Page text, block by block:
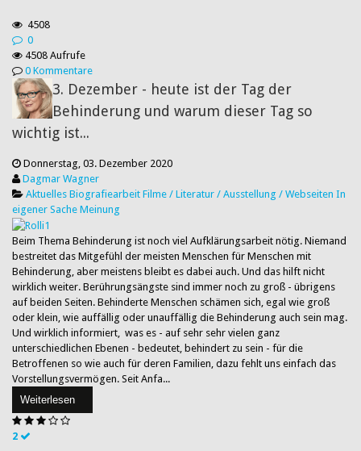
4508
0
4508 Aufrufe
0 Kommentare
3. Dezember - heute ist der Tag der
Behinderung und warum dieser Tag so
wichtig ist...
Donnerstag, 03. Dezember 2020
Dagmar Wagner
Aktuelles Biografiearbeit Filme / Literatur / Ausstellung / Webseiten In
eigener Sache Meinung
Beim Thema Behinderung ist noch viel Aufklärungsarbeit nötig. Niemand
bestreitet das Mitgefühl der meisten Menschen für Menschen mit
Behinderung, aber meistens bleibt es dabei auch. Und das hilft nicht
wirklich weiter. Berührungsängste sind immer noch zu groß - übrigens
auf beiden Seiten. Behinderte Menschen schämen sich, egal wie groß
oder klein, wie auffällig oder unauffällig die Behinderung auch sein mag.
Und wirklich informiert, was es - auf sehr sehr vielen ganz
unterschiedlichen Ebenen - bedeutet, behindert zu sein - für die
Betroffenen so wie auch für deren Familien, dazu fehlt uns einfach das
Vorstellungsvermögen. Seit Anfa...
Weiterlesen
2